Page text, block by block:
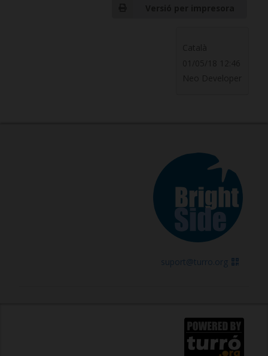
suport@turro.org